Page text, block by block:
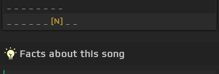
[N]
Facts about this song